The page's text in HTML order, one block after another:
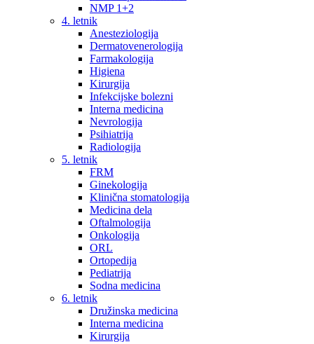
NMP 1+2
4. letnik
Anesteziologija
Dermatovenerologija
Farmakologija
Higiena
Kirurgija
Infekcijske bolezni
Interna medicina
Nevrologija
Psihiatrija
Radiologija
5. letnik
FRM
Ginekologija
Klinična stomatologija
Medicina dela
Oftalmologija
Onkologija
ORL
Ortopedija
Pediatrija
Sodna medicina
6. letnik
Družinska medicina
Interna medicina
Kirurgija